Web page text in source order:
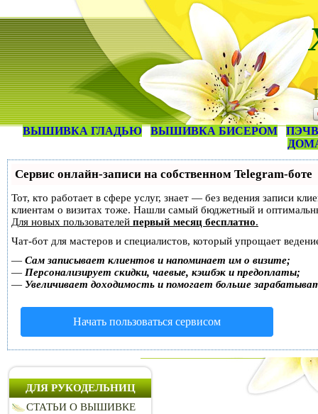
ВЫШИВКА ГЛАДЬЮ ВЫШИВКА БИСЕРОМ
Сервис онлайн-записи на собственном Telegram-боте
Тот, кто работает в сфере услуг, знает — без ведения записи
клиентам о визитах тоже. Нашли самый бюджетный и
Для новых пользователей первый месяц бесплатно.
Чат-бот для мастеров и специалистов, который упрощает
— Сам записывает клиентов и напоминает им о визите;
— Персонализирует скидки, чаевые, кэшбэк и предоплаты;
— Увеличивает доходимость и помогает больше
Начать пользоваться сервисом
ДЛЯ РУКОДЕЛЬНИЦ
СТАТЬИ О ВЫШИВКЕ